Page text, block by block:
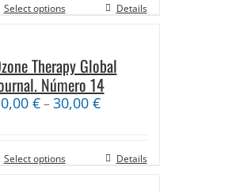
Select options Details
Therapy Global
Número 14
€–30,00 €
Select options Details